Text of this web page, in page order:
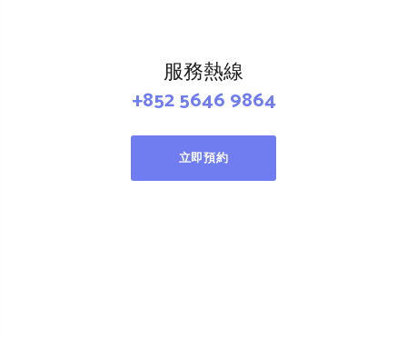
服務熱線
+852 5646 9864
立即預約